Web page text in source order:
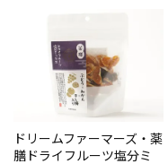
ドリームファーマーズ・薬
膳ドライフルーツ塩分ミ